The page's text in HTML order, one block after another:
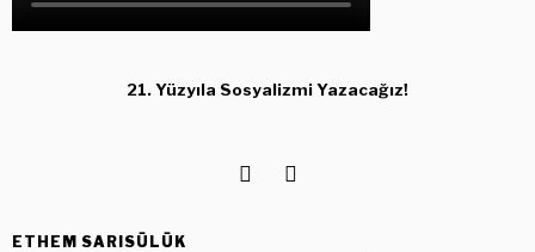
21. Yüzyıla Sosyalizmi Yazacağız!
ETHEM SARISÜLÜK